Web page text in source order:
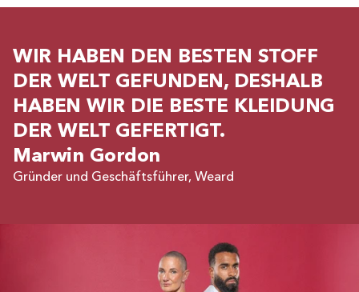
WIR HABEN DEN BESTEN STOFF
DER WELT GEFUNDEN, DESHALB
HABEN WIR DIE BESTE KLEIDUNG
DER WELT GEFERTIGT.
Marwin Gordon
Gründer und Geschäftsführer, Weard